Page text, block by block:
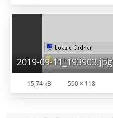
2019-09-11_193903.jpg
15,74 kB 590 × 118